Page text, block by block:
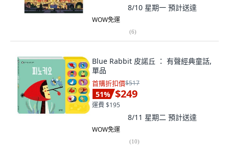
8/10 星期一 預計送達
WOW免運
(6)
Blue Rabbit 皮諾丘 ： 有聲經典童話,
單品
首購折扣價$517
51% $249
運費 $195
8/11 星期二 預計送達
WOW免運
(10)